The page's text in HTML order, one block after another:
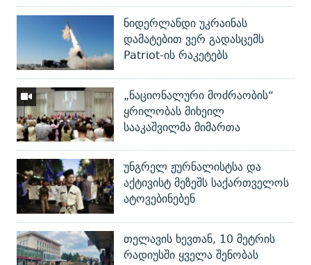
ნიდერლანდი უკრაინას
დამატებით ვერ გადასცემს
Patriot-ის რაკეტებს
„ნაციონალური მოძრაობის“
ყრილობას მიხეილ
სააკაშვილმა მიმართა
უნგრელ ჟურნალისტსა და
აქტივისტ მეზეშს საქართველოს
ატოვებინებენ
თელავის ხევთან, 10 მეტრის
რადიუსში ყველა შენობას